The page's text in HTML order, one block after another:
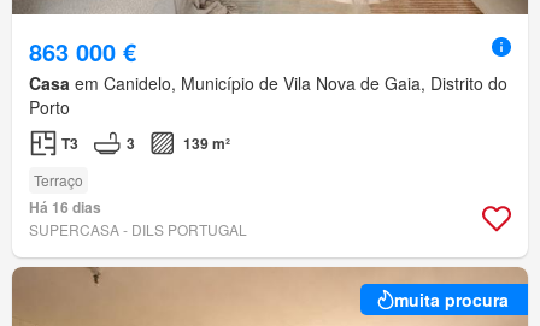
863 000 €
Casa em Canidelo, Município de Vila Nova de Gaia, Distrito do
Porto
T3 3 139 m²
Terraço
Há 16 dias
SUPERCASA - DILS PORTUGAL
muita procura